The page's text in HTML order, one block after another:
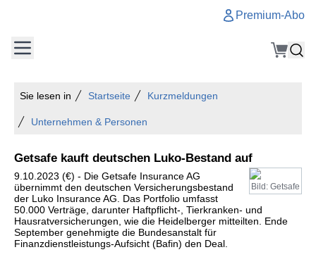
Premium-Abo
Sie lesen in Startseite Kurzmeldungen
Unternehmen & Personen
Getsafe kauft deutschen Luko-Bestand auf
Bild: Getsafe
9.10.2023 (€) - Die Getsafe Insurance AG
übernimmt den deutschen Versicherungsbestand
der Luko Insurance AG. Das Portfolio umfasst
50.000 Verträge, darunter Haftpflicht-, Tierkranken- und
Hausratversicherungen, wie die Heidelberger mitteilten. Ende
September genehmigte die Bundesanstalt für
Finanzdienstleistungs-Aufsicht (Bafin) den Deal.